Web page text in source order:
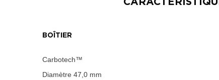
BOÎTIER
Carbotech™
Diamètre 47,0 mm